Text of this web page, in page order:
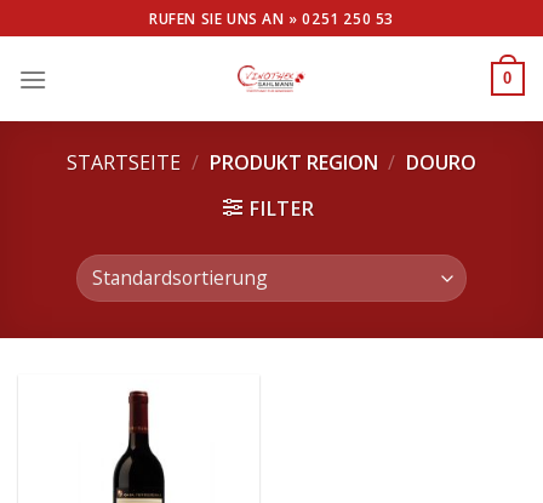
to
content
RUFEN SIE UNS AN »0251 250 53
0
STARTSEITE / PRODUKT REGION / DOURO
FILTER